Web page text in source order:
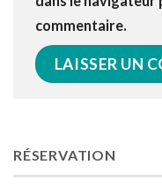
commentaire.
RÉSERVATION